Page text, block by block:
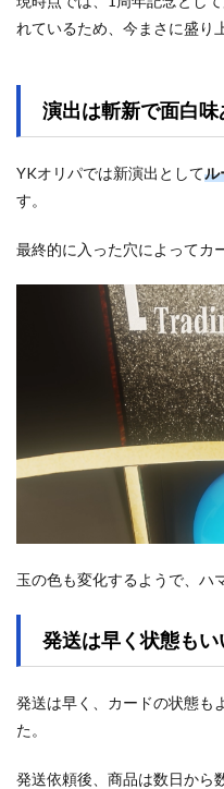
れているため、今まさに盛り
演出は斬新で面白味
YKオリパでは新演出としてル
す。
最終的に入った穴によってカ
玉の色も変化するようで、ハ
発送は早く状態もい
発送は早く、カードの状態も
た。
発送依頼後、商品は数日から